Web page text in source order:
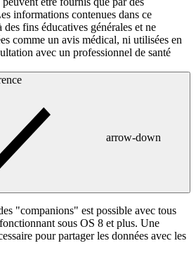
informations contenues dans ce
des fins éducatives générales et ne
comme un avis médical, ni utilisées en
avec un professionnel de santé
arrow-down
"companions" est possible avec tous
sous OS 8 et plus. Une
pour partager les données avec les